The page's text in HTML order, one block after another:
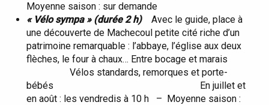
Moyenne saison : sur demande
« Vélo sympa » (durée 2 h)Avec le guide, place à
une découverte de Machecoul petite cité riche d’un
patrimoine remarquable : l’abbaye, l’église aux deux
flèches, le four à chaux… Entre bocage et marais
Vélos standards, remorques et porte-
bébés En juillet et
en août : les vendredis à 10 h – Moyenne saison :